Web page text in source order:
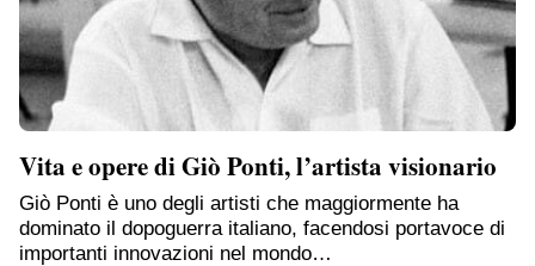
Vita e opere di Giò Ponti, l’artista visionario
Giò Ponti è uno degli artisti che maggiormente ha
dominato il dopoguerra italiano, facendosi portavoce di
importanti innovazioni nel mondo…